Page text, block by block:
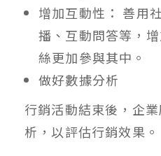
增加互動性： 善用
播、互動問答等，
絲更加參與其中。
做好數據分析
行銷活動結束後，企
析，以評估行銷效果。